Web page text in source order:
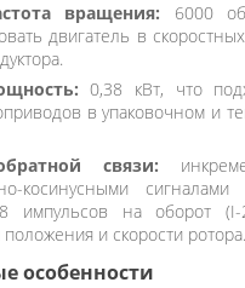
вращения: 6000
двигатель в
0,38 кВт, что
в упаковочном и
связи:
косинусными
импульсов на оборот
и скорости ротора.
особенности